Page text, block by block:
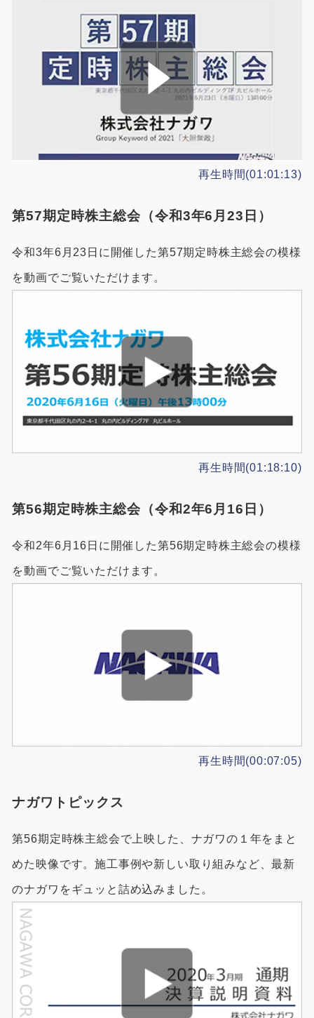
再生時間(01:01:13)
第57期定時株主総会（令和3年6月23日）
令和3年6月23日に開催した第57期定時株主総会の模様
を動画でご覧いただけます。
再生時間(01:18:10)
第56期定時株主総会（令和2年6月16日）
令和2年6月16日に開催した第56期定時株主総会の模様
を動画でご覧いただけます。
再生時間(00:07:05)
ナガワトピックス
第56期定時株主総会で上映した、ナガワの１年をまと
めた映像です。施工事例や新しい取り組みなど、最新
のナガワをギュッと詰め込みました。